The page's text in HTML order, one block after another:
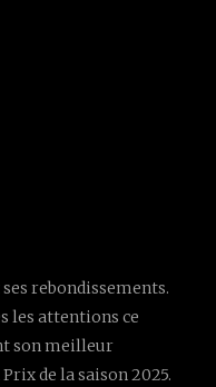
rebondissements.
les attentions ce
son meilleur
de la saison 2025.